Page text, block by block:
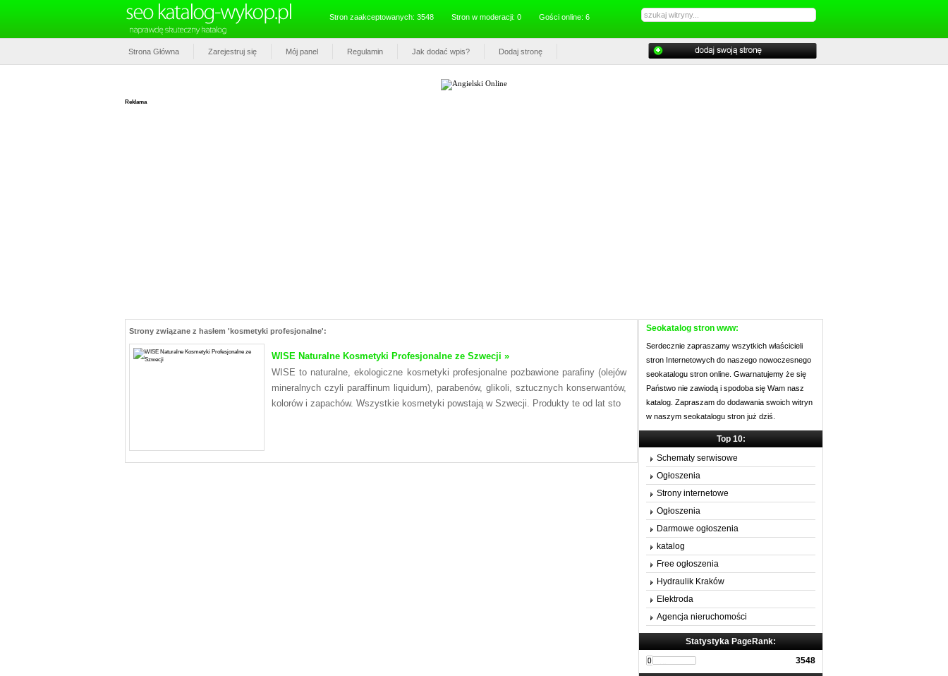
Stron zaakceptowanych: 3548 Stron w moderacji: 0 Gości online: 6
Strona Główna Zarejestruj się Mój panel Regulamin Jak dodać wpis? Dodaj stronę
Reklama
Seokatalog stron www:
Serdecznie zapraszamy wszytkich właścicieli
stron Internetowych do naszego nowoczesnego
seokatalogu stron online. Gwarnatujemy że się
Państwo nie zawiodą i spodoba się Wam nasz
katalog. Zapraszam do dodawania swoich witryn
w naszym seokatalogu stron już dziś.
Top 10:
Schematy serwisowe
Ogłoszenia
Strony internetowe
Ogłoszenia
Darmowe ogłoszenia
katalog
Free ogłoszenia
Hydraulik Kraków
Elektroda
Agencja nieruchomości
Statystyka PageRank:
3548
Strony związane z hasłem 'kosmetyki profesjonalne':
WISE Naturalne Kosmetyki Profesjonalne ze Szwecji »
WISE to naturalne, ekologiczne kosmetyki profesjonalne pozbawione parafiny (olejów
mineralnych czyli paraffinum liquidum), parabenów, glikoli, sztucznych konserwantów,
kolorów i zapachów. Wszystkie kosmetyki powstają w Szwecji. Produkty te od lat sto